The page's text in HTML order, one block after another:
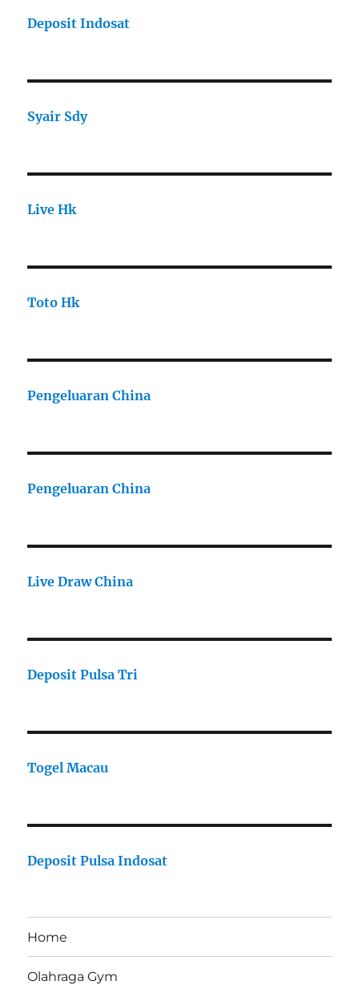
Deposit Indosat
Syair Sdy
Live Hk
Toto Hk
Pengeluaran China
Pengeluaran China
Live Draw China
Deposit Pulsa Tri
Togel Macau
Deposit Pulsa Indosat
Home
Olahraga Gym